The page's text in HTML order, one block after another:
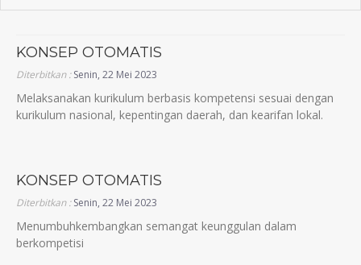
KONSEP OTOMATIS
Diterbitkan :Senin, 22 Mei 2023
Melaksanakan kurikulum berbasis kompetensi sesuai dengan
kurikulum nasional, kepentingan daerah, dan kearifan lokal.
KONSEP OTOMATIS
Diterbitkan :Senin, 22 Mei 2023
Menumbuhkembangkan semangat keunggulan dalam
berkompetisi